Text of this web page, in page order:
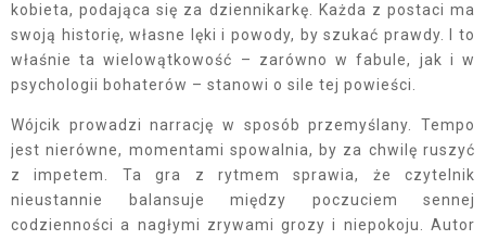
kobieta, podająca się za dziennikarkę. Każda z postaci ma
swoją historię, własne lęki i powody, by szukać prawdy. I to
właśnie ta wielowątkowość – zarówno w fabule, jak i w
psychologii bohaterów – stanowi o sile tej powieści.
Wójcik prowadzi narrację w sposób przemyślany. Tempo
jest nierówne, momentami spowalnia, by za chwilę ruszyć
z impetem. Ta gra z rytmem sprawia, że czytelnik
nieustannie balansuje między poczuciem sennej
codzienności a nagłymi zrywami grozy i niepokoju. Autor